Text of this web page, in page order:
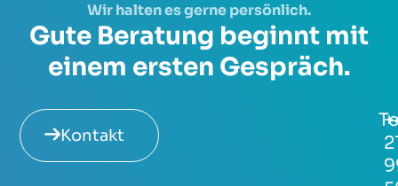
Wir halten es gerne persönlich.
Gute Beratung beginnt mit
einem ersten Gespräch.
Kontakt